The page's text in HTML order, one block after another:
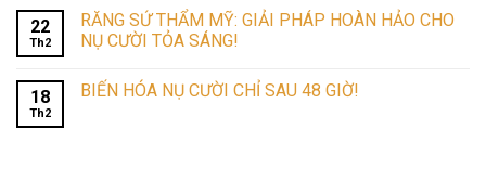
22
Th2
RĂNG SỨ THẨM MỸ: GIẢI PHÁP HOÀN HẢO CHO
NỤ CƯỜI TỎA SÁNG!
18
Th2
BIẾN HÓA NỤ CƯỜI CHỈ SAU 48 GIỜ!